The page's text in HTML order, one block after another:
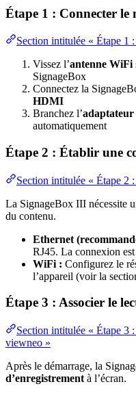
Étape 1 : Connecter le
Section intitulée « Étape 1
Vissez l’antenne WiFi
SignageBox
Connectez la
HDMI
Branchez l’adaptateur
automatiquement
Étape 2 : Établir une
Section intitulée « Étape 2
La SignageBox III nécessite
du contenu.
Ethernet
RJ45. La connexion
WiFi : Configurez le
l’appareil (voir la
Étape 3 : Associer le
Section intitulée « Étape 3
viewneo »
Après le démarrage, la
d’enregistrement à l’écran.